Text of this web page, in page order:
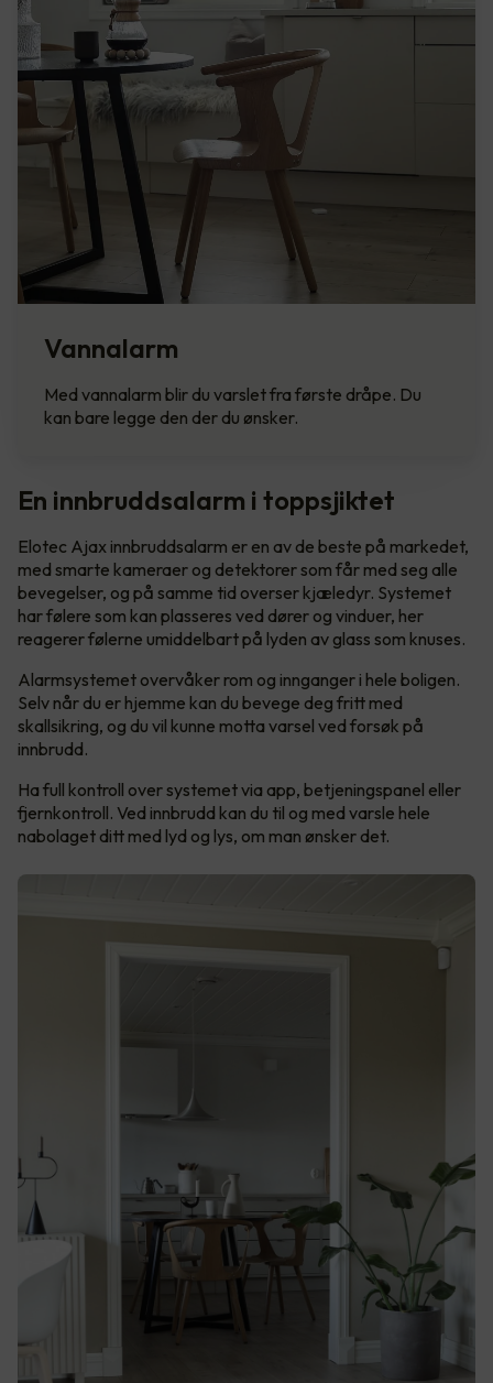
Vannalarm
Med vannalarm blir du varslet fra første dråpe. Du
kan bare legge den der du ønsker.
En innbruddsalarm i toppsjiktet
Elotec Ajax innbruddsalarm er en av de beste på markedet,
med smarte kameraer og detektorer som får med seg alle
bevegelser, og på samme tid overser kjæledyr. Systemet
har følere som kan plasseres ved dører og vinduer, her
reagerer følerne umiddelbart på lyden av glass som knuses.
Alarmsystemet overvåker rom og innganger i hele boligen.
Selv når du er hjemme kan du bevege deg fritt med
skallsikring, og du vil kunne motta varsel ved forsøk på
innbrudd.
Ha full kontroll over systemet via app, betjeningspanel eller
fjernkontroll. Ved innbrudd kan du til og med varsle hele
nabolaget ditt med lyd og lys, om man ønsker det.